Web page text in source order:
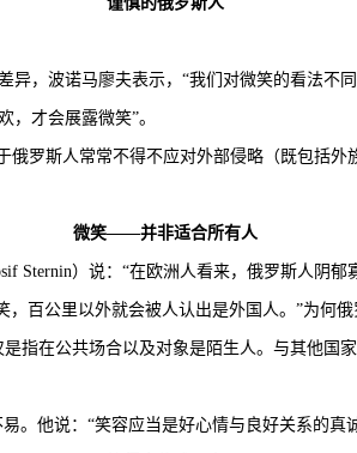
波诺马廖夫表示，“我们对微笑的看法不
，才会展露微笑”。
罗斯人常常不得不应对外部侵略（既包括外
微笑——并非适合所有人
）说：“在欧洲人看来，俄罗斯人阴郁
百公里以外就会被人认出是外国人。”为何
指在公共场合以及对象是陌生人。与其他国
他说：“笑容应当是好心情与良好关系的真